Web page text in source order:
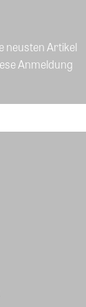
neusten Artikel
Anmeldung